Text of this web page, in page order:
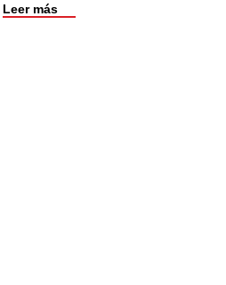
Leer más